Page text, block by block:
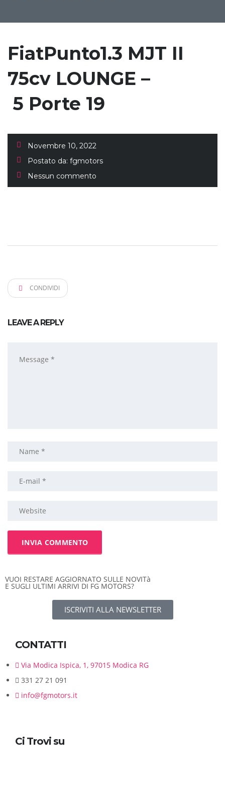
FiatPunto1.3 MJT II
75cv LOUNGE –
5 Porte 19
Novembre 10, 2022
Postato da: fgmotors
Nessun commento
CONDIVIDI
LEAVE A REPLY
VUOI RESTARE AGGIORNATO SULLE NOVITà
E SUGLI ULTIMI ARRIVI DI FG MOTORS?
ISCRIVITI ALLA NEWSLETTER
CONTATTI
Via Modica Ispica, 1, 97015 Modica RG
331 27 21 091
info@fgmotors.it
Ci Trovi su